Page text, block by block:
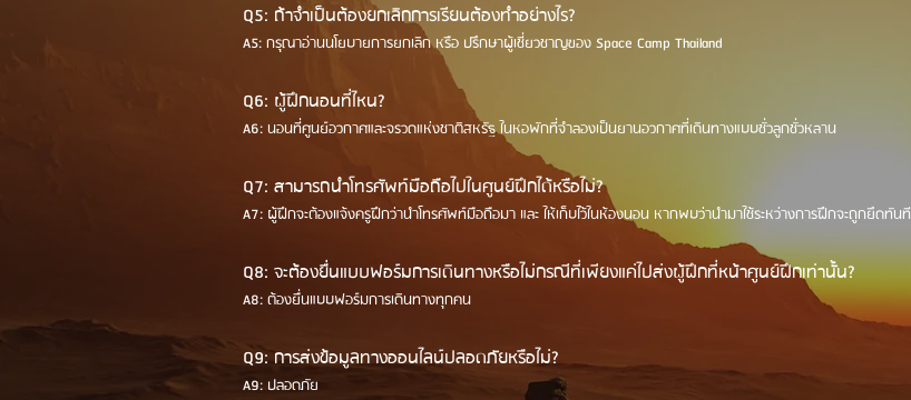
Q5: ถ้าจำเป็นต้องยกเลิกการเรียนต้องทำอย่างไร?
A5: กรุณาอ่านนโยบายการยกเลิก หรือ ปรึกษาผู้เชี่ยวชาญของ Space Camp Thailand
Q6: ผู้ฝึกนอนที่ไหน?
A6: นอนที่ศูนย์อวกาศและจรวดแห่งชาติสหรัฐ ในหอพักที่จำลองเป็นยานอวกาศที่เดินทางแบบชั่วลูกชั่วหลาน
Q7: สามารถนำโทรศัพท์มือถือไปในศูนย์ฝึกได้หรือไม่?
A7: ผู้ฝึกจะต้องแจ้งครูฝึกว่านำโทรศัพท์มือถือมา และ ให้เก็บไว้ในห้องนอน หากพบว่านำมาใช้ระหว่างการฝึกจะถูกยึดทันที
Q8: จะต้องยื่นแบบฟอร์มการเดินทางหรือไม่กรณีที่เพียงแค่ไปส่งผู้ฝึกที่หน้าศูนย์ฝึกเท่านั้น?
A8: ต้องยื่นแบบฟอร์มการเดินทางทุกคน
Q9: การส่งข้อมูลทางออนไลน์ปลอดภัยหรือไม่?
A9: ปลอดภัย